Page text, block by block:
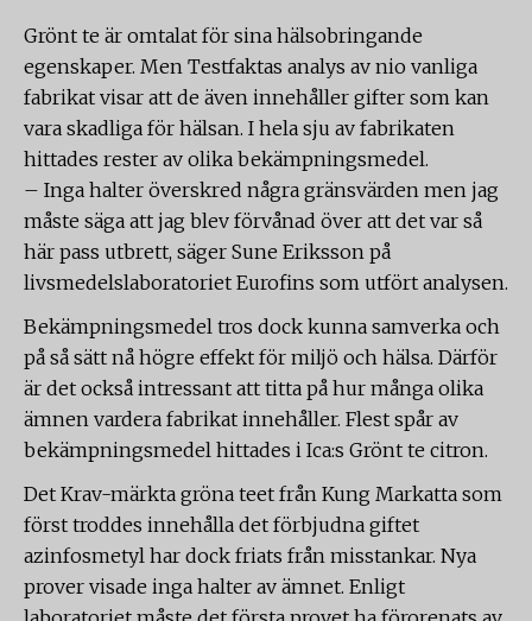
Grönt te är omtalat för sina hälsobringande
egenskaper. Men Testfaktas analys av nio vanliga
fabrikat visar att de även innehåller gifter som kan
vara skadliga för hälsan. I hela sju av fabrikaten
hittades rester av olika bekämpningsmedel.
– Inga halter överskred några gränsvärden men jag
måste säga att jag blev förvånad över att det var så
här pass utbrett, säger Sune Eriksson på
livsmedelslaboratoriet Eurofins som utfört analysen.
Bekämpningsmedel tros dock kunna samverka och
på så sätt nå högre effekt för miljö och hälsa. Därför
är det också intressant att titta på hur många olika
ämnen vardera fabrikat innehåller. Flest spår av
bekämpningsmedel hittades i Ica:s Grönt te citron.
Det Krav-märkta gröna teet från Kung Markatta som
först troddes innehålla det förbjudna giftet
azinfosmetyl har dock friats från misstankar. Nya
prover visade inga halter av ämnet. Enligt